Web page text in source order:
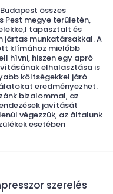
összes
Pest megye területén,
tapasztalt és
jártas munkatársakkal. A
klímához mielőbb
hívni, hiszen egy apró
elhalasztása is
költségekkel járó
eredményezhet.
bizalommal, az
javítását
végezzük, az általunk
esetében
szerelés